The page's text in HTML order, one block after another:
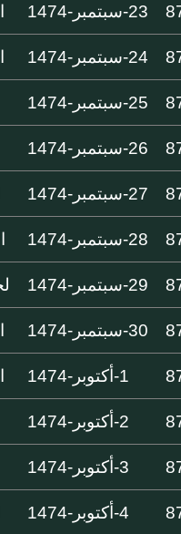
23-سبتمبر-1474
24-سبتمبر-1474
25-سبتمبر-1474
26-سبتمبر-1474
27-سبتمبر-1474
28-سبتمبر-1474
29-سبتمبر-1474
30-سبتمبر-1474
1-أكتوبر-1474
2-أكتوبر-1474
3-أكتوبر-1474
4-أكتوبر-1474